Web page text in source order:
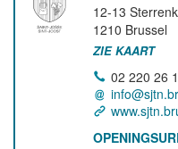
12-13
1210 Brussel
ZIE KAART
02 220 26